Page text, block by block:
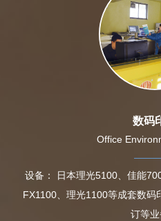
数码
Office
设备： 日本理光5100、佳能
FX1100、理光1100等成套数码
订等业